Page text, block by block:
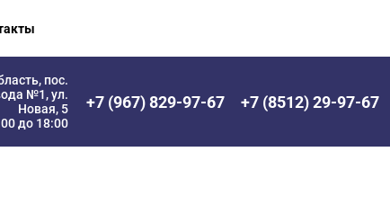
пос.
№1, ул.
Новая, 5
до 18:00
+7 (967) 829-97-67 +7 (8512) 29-97-67